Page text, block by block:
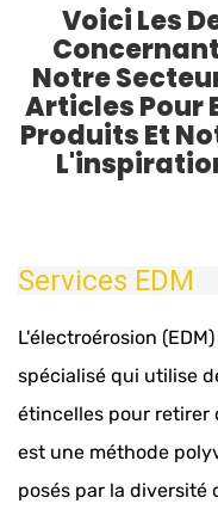
Voici Les
Notre
Articles Pour
Produits Et
Services EDM
L'électroérosion
spécialisé qui utilise
étincelles pour retirer
est une méthode
posés par la diversité